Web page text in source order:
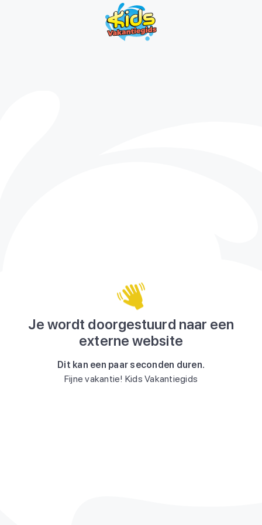
Je wordt doorgestuurd naar een
externe website
Dit kan een paar seconden duren.
Fijne vakantie! Kids Vakantiegids